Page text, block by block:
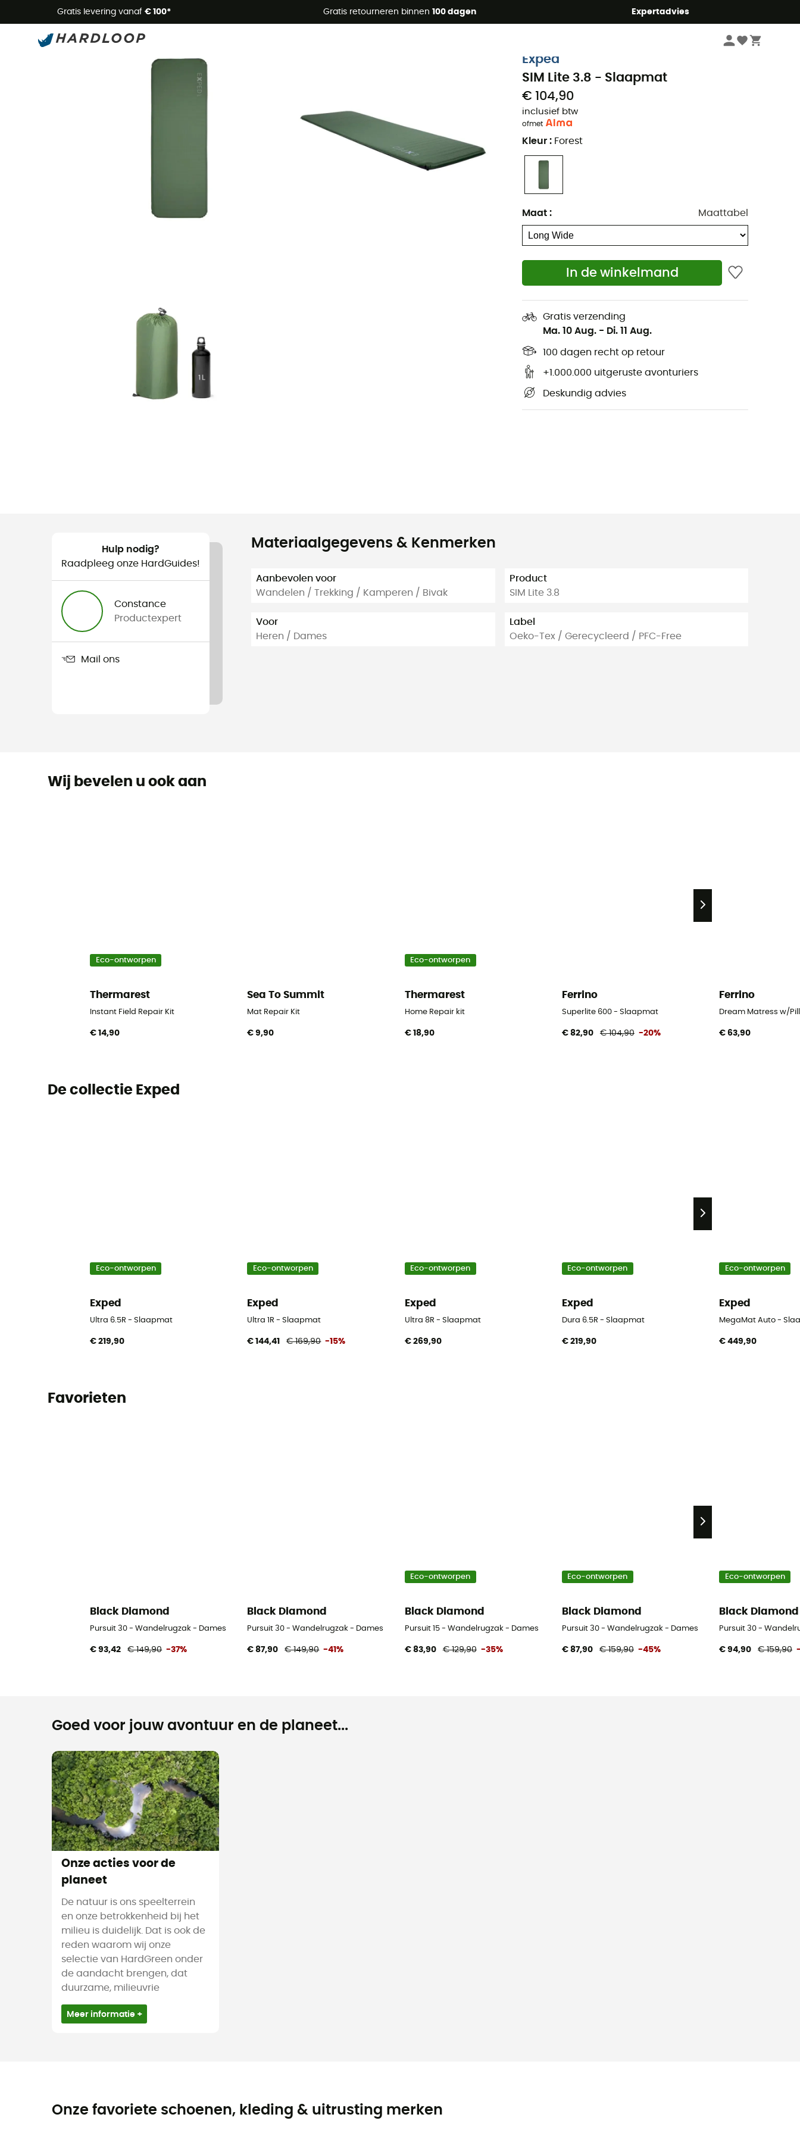
Gratis levering vanaf € 100* Gratis retourneren binnen 100 dagen Expertadvies
Zomeraanbiedingen 🔥 -5% EXTRA vanaf 2 producten* met code Summer5
Slaapmatten
Exped
SIM Lite 3.8 - Slaapmat
€ 104,90
inclusief btw
ofmet
Kleur : Forest
Maat : Maattabel
In de winkelmand
Gratis verzending
Ma. 10 Aug. - Di. 11 Aug.
100 dagen recht op retour
+1.000.000 uitgeruste avonturiers
Deskundig advies
Hulp nodig?
Raadpleeg onze HardGuides!
Constance
Productexpert
Mail ons
Materiaalgegevens & Kenmerken
Aanbevolen voor
Wandelen / Trekking / Kamperen / Bivak
Voor
Heren / Dames
Product
SIM Lite 3.8
Label
Oeko-Tex / Gerecycleerd / PFC-Free
Wij bevelen u ook aan
Eco-ontworpen
Thermarest
Instant Field Repair Kit
€ 14,90
Sea To Summit
Mat Repair Kit
€ 9,90
Eco-ontworpen
Thermarest
Home Repair kit
€ 18,90
Ferrino
Superlite 600 - Slaapmat
€ 82,90 € 104,90 -20%
Ferrino
Dream Matress w/
€ 63,90
De collectie Exped
Eco-ontworpen
Exped
Ultra 6.5R - Slaapmat
€ 219,90
Eco-ontworpen
Exped
Ultra 1R - Slaapmat
€ 144,41 € 169,90 -15%
Eco-ontworpen
Exped
Ultra 8R - Slaapmat
€ 269,90
Eco-ontworpen
Exped
Dura 6.5R - Slaapmat
€ 219,90
Eco-ontworpen
Exped
MegaMat Auto -
€ 449,90
Favorieten
Black Diamond
Pursuit 30 - Wandelrugzak - Dames
€ 93,42 € 149,90 -37%
Black Diamond
Pursuit 30 - Wandelrugzak - Dames
€ 87,90 € 149,90 -41%
Eco-ontworpen
Black Diamond
Pursuit 15 - Wandelrugzak - Dames
€ 83,90 € 129,90 -35%
Eco-ontworpen
Black Diamond
Pursuit 30 - Wandelrugzak - Dames
€ 87,90 € 159,90 -45%
Eco-ontworpen
Black Diamond
Pursuit 30 -
€ 94,90 € 159,90
Goed voor jouw avontuur en de planeet...
Onze acties voor de
planeet
De natuur is ons speelterrein
en onze betrokkenheid bij het
milieu is duidelijk. Dat is ook de
reden waarom wij onze
selectie van HardGreen onder
de aandacht brengen, dat
duurzame, milieuvrie
Meer informatie +
Onze favoriete schoenen, kleding & uitrusting merken